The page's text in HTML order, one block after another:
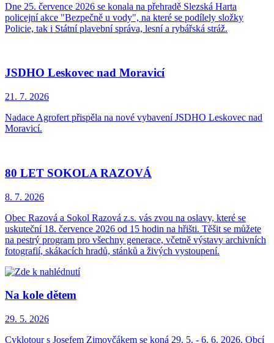
Dne 25. července 2026 se konala na přehradě Slezská Harta
policejní akce "Bezpečně u vody", na které se podílely složky
Policie, tak i Státní plavební správa, lesní a rybářská stráž.
JSDHO Leskovec nad Moravicí
21. 7. 2026
Nadace Agrofert přispěla na nové vybavení JSDHO Leskovec nad
Moravicí.
80 LET SOKOLA RAZOVÁ
8. 7. 2026
Obec Razová a Sokol Razová z.s. vás zvou na oslavy, které se
uskuteční 18. července 2026 od 15 hodin na hřišti. Těšit se můžete
na pestrý program pro všechny generace, včetně výstavy archivních
fotografií, skákacích hradů, stánků a živých vystoupení.
Na kole dětem
29. 5. 2026
Cyklotour s Josefem Zimovčákem se koná 29. 5. - 6. 6. 2026. Obcí